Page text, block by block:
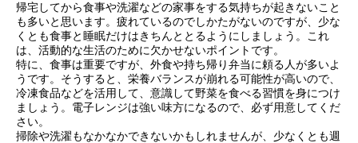
帰宅してから食事や洗濯などの家事をする気持ちが起きないこと
も多いと思います。疲れているのでしかたがないのですが、少な
くとも食事と睡眠だけはきちんととるようにしましょう。これ
は、活動的な生活のために欠かせないポイントです。
特に、食事は重要ですが、外食や持ち帰り弁当に頼る人が多いよ
うです。そうすると、栄養バランスが崩れる可能性が高いので、
冷凍食品などを活用して、意識して野菜を食べる習慣を身につけ
ましょう。電子レンジは強い味方になるので、必ず用意してくだ
さい。
掃除や洗濯もなかなかできないかもしれませんが、少なくとも週